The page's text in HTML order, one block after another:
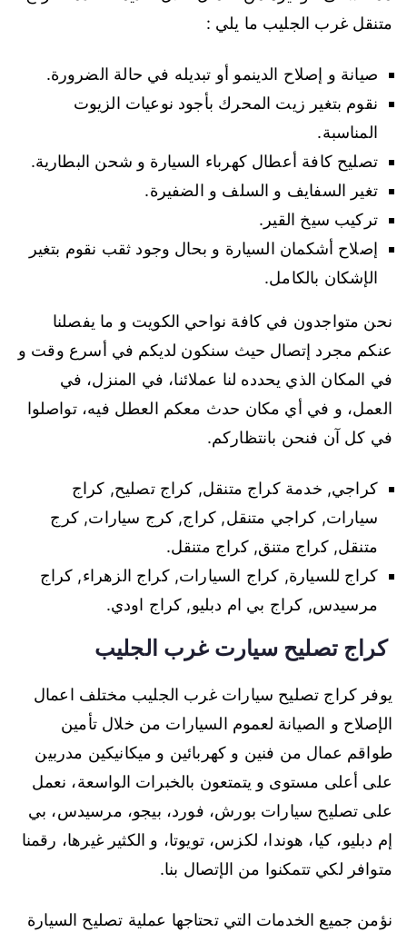
متنقل غرب الجليب ما يلي :
صيانة و إصلاح الدينمو أو تبديله في حالة الضرورة.
نقوم بتغير زيت المحرك بأجود نوعيات الزيوت
المناسبة.
تصليح كافة أعطال كهرباء السيارة و شحن البطارية.
تغير السفايف و السلف و الضفيرة.
تركيب سيخ القير.
إصلاح أشكمان السيارة و بحال وجود ثقب نقوم بتغير
الإشكان بالكامل.
نحن متواجدون في كافة نواحي الكويت و ما يفصلنا
عنكم مجرد إتصال حيث سنكون لديكم في أسرع وقت و
في المكان الذي يحدده لنا عملائنا، في المنزل، في
العمل، و في أي مكان حدث معكم العطل فيه، تواصلوا
في كل آن فنحن بانتظاركم.
كراجي, خدمة كراج متنقل, كراج تصليح, كراج
سيارات, كراجي متنقل, كراج, كرج سيارات, كرج
متنقل, كراج متنق, كراج متنقل.
كراج للسيارة, كراج السيارات, كراج الزهراء, كراج
مرسيدس, كراج بي ام دبليو, كراج اودي.
كراج تصليح سيارت غرب الجليب
يوفر كراج تصليح سيارات غرب الجليب مختلف اعمال
الإصلاح و الصيانة لعموم السيارات من خلال تأمين
طواقم عمال من فنين و كهربائين و ميكانيكين مدربين
على أعلى مستوى و يتمتعون بالخبرات الواسعة، نعمل
على تصليح سيارات بورش، فورد، بيجو، مرسيدس، بي
إم دبليو، كيا، هوندا، لكزس، تويوتا، و الكثير غيرها، رقمنا
متوافر لكي تتمكنوا من الإتصال بنا.
نؤمن جميع الخدمات التي تحتاجها عملية تصليح السيارة